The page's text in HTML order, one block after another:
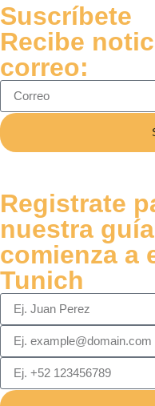
Suscríbete
Recibe
correo:
Registrate
nuestra
comienza a
Tunich